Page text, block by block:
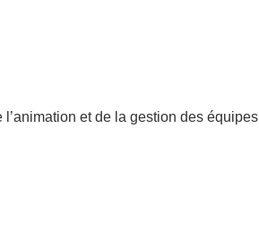
et de la gestion des équipes